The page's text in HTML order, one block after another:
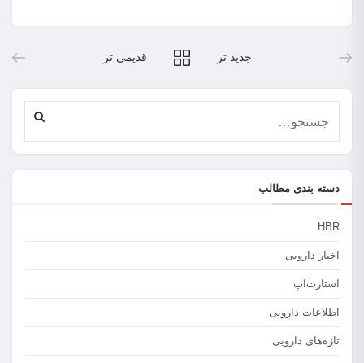
جدید تر قدیمی تر
دسته بندی مطالب
HBR
اخبار دارویی
استارت‌آپ
اطلاعات دارویی
تازه‌های دارویی